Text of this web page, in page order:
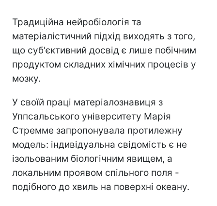
Традиційна нейробіологія та
матеріалістичний підхід виходять з того,
що суб'єктивний досвід є лише побічним
продуктом складних хімічних процесів у
мозку.
У своїй праці матеріалознавиця з
Уппсальського університету Марія
Стремме запропонувала протилежну
модель: індивідуальна свідомість є не
ізольованим біологічним явищем, а
локальним проявом спільного поля -
подібного до хвиль на поверхні океану.